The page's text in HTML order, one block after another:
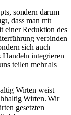
sondern darum
dass man mit
einer Reduktion des
verbinden
sich auch
Handeln integrieren
teilen mehr als
Wirten weist
Wirten. Wir
gesetzten